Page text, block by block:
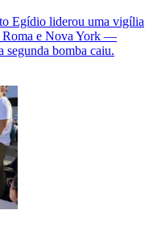
Egídio liderou uma vigília
Roma e Nova York —
segunda bomba caiu.